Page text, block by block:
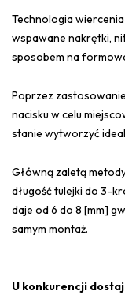
Technologia
wspawane nakrętki,
sposobem na
Poprzez
nacisku w celu
stanie wytworzyć
Główną zaletą
długość tulejki do 3-
daje od 6 do 8 [mm]
samym montaż.
U konkurencji